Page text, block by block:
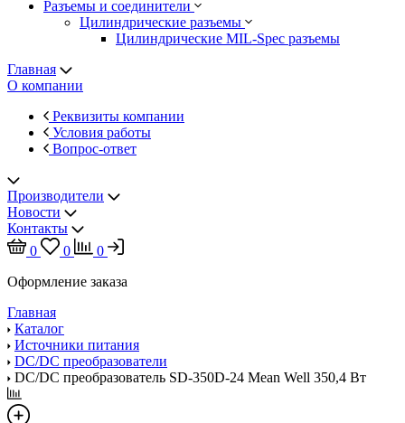
Разъемы и соединители
Цилиндрические разъемы
Цилиндрические MIL-Spec разъемы
Главная
О компании
Реквизиты компании
Условия работы
Вопрос-ответ
Производители
Новости
Контакты
0
0
0
Оформление заказа
Главная
Каталог
Источники питания
DC/DC преобразователи
DC/DC преобразователь SD-350D-24 Mean Well 350,4 Вт